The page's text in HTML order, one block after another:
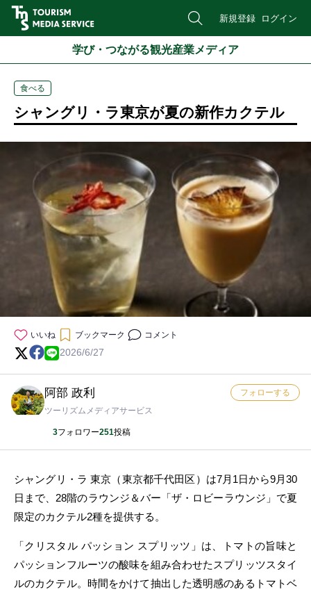
新規登録 ログイン
学び・つながる観光産業メディア
食べる
シャングリ・ラ東京が夏の新作カクテル
いいね ブックマーク コメント
2026/6/27
阿部 政利
ツーリズムメディアサービス
3フォロワー251投稿
フォローする
シャングリ・ラ 東京（東京都千代田区）は7月1日から9月30
日まで、28階のラウンジ＆バー「ザ・ロビーラウンジ」で夏
限定のカクテル2種を提供する。
「クリスタル パッション スプリッツ」は、トマトの旨味と
パッションフルーツの酸味を組み合わせたスプリッツスタイ
ルのカクテル。時間をかけて抽出した透明感のあるトマトベ